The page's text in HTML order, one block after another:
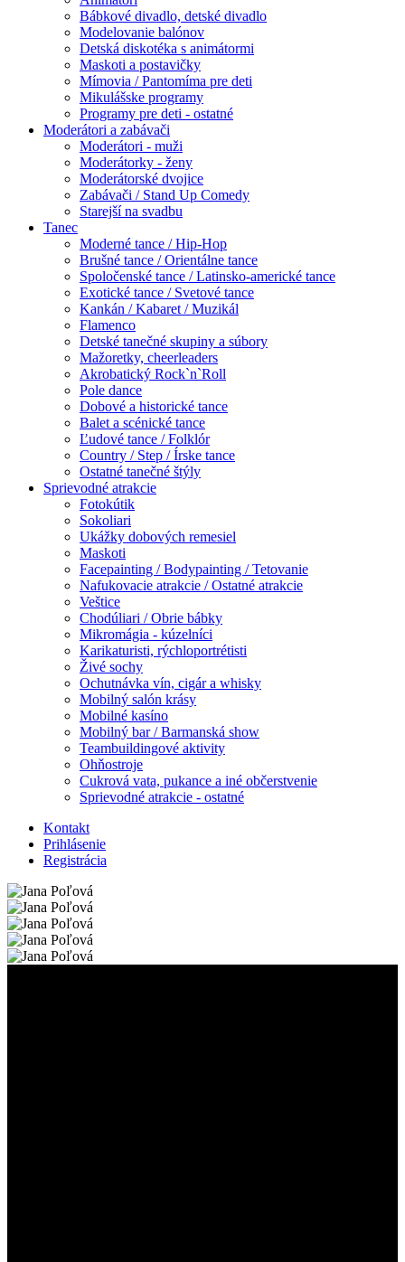
Bábkové divadlo, detské divadlo
Modelovanie balónov
Detská diskotéka s animátormi
Maskoti a postavičky
Mímovia / Pantomíma pre deti
Mikulášske programy
Programy pre deti - ostatné
Moderátori a zabávači
Moderátori - muži
Moderátorky - ženy
Moderátorské dvojice
Zabávači / Stand Up Comedy
Starejší na svadbu
Tanec
Moderné tance / Hip-Hop
Brušné tance / Orientálne tance
Spoločenské tance / Latinsko-americké tance
Exotické tance / Svetové tance
Kankán / Kabaret / Muzikál
Flamenco
Detské tanečné skupiny a súbory
Mažoretky, cheerleaders
Akrobatický Rock`n`Roll
Pole dance
Dobové a historické tance
Balet a scénické tance
Ľudové tance / Folklór
Country / Step / Írske tance
Ostatné tanečné štýly
Sprievodné atrakcie
Fotokútik
Sokoliari
Ukážky dobových remesiel
Maskoti
Facepainting / Bodypainting / Tetovanie
Nafukovacie atrakcie / Ostatné atrakcie
Veštice
Chodúliari / Obrie bábky
Mikromágia - kúzelníci
Karikaturisti, rýchloportrétisti
Živé sochy
Ochutnávka vín, cigár a whisky
Mobilný salón krásy
Mobilné kasíno
Mobilný bar / Barmanská show
Teambuildingové aktivity
Ohňostroje
Cukrová vata, pukance a iné občerstvenie
Sprievodné atrakcie - ostatné
Kontakt
Prihlásenie
Registrácia